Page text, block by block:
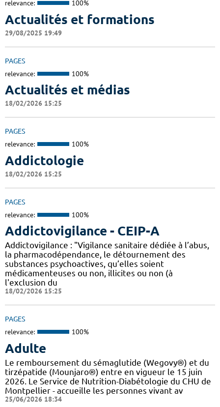
relevance: 100%
Actualités et formations
29/08/2025 19:49
PAGES
relevance: 100%
Actualités et médias
18/02/2026 15:25
PAGES
relevance: 100%
Addictologie
18/02/2026 15:25
PAGES
relevance: 100%
Addictovigilance - CEIP-A
Addictovigilance : "Vigilance sanitaire dédiée à l’abus,
la pharmacodépendance, le détournement des
substances psychoactives, qu’elles soient
médicamenteuses ou non, illicites ou non (à
l'exclusion du
18/02/2026 15:25
PAGES
relevance: 100%
Adulte
Le remboursement du sémaglutide (Wegovy®) et du
tirzépatide (Mounjaro®) entre en vigueur le 15 juin
2026. Le Service de Nutrition-Diabétologie du CHU de
Montpellier - accueille les personnes vivant av
25/06/2026 18:34